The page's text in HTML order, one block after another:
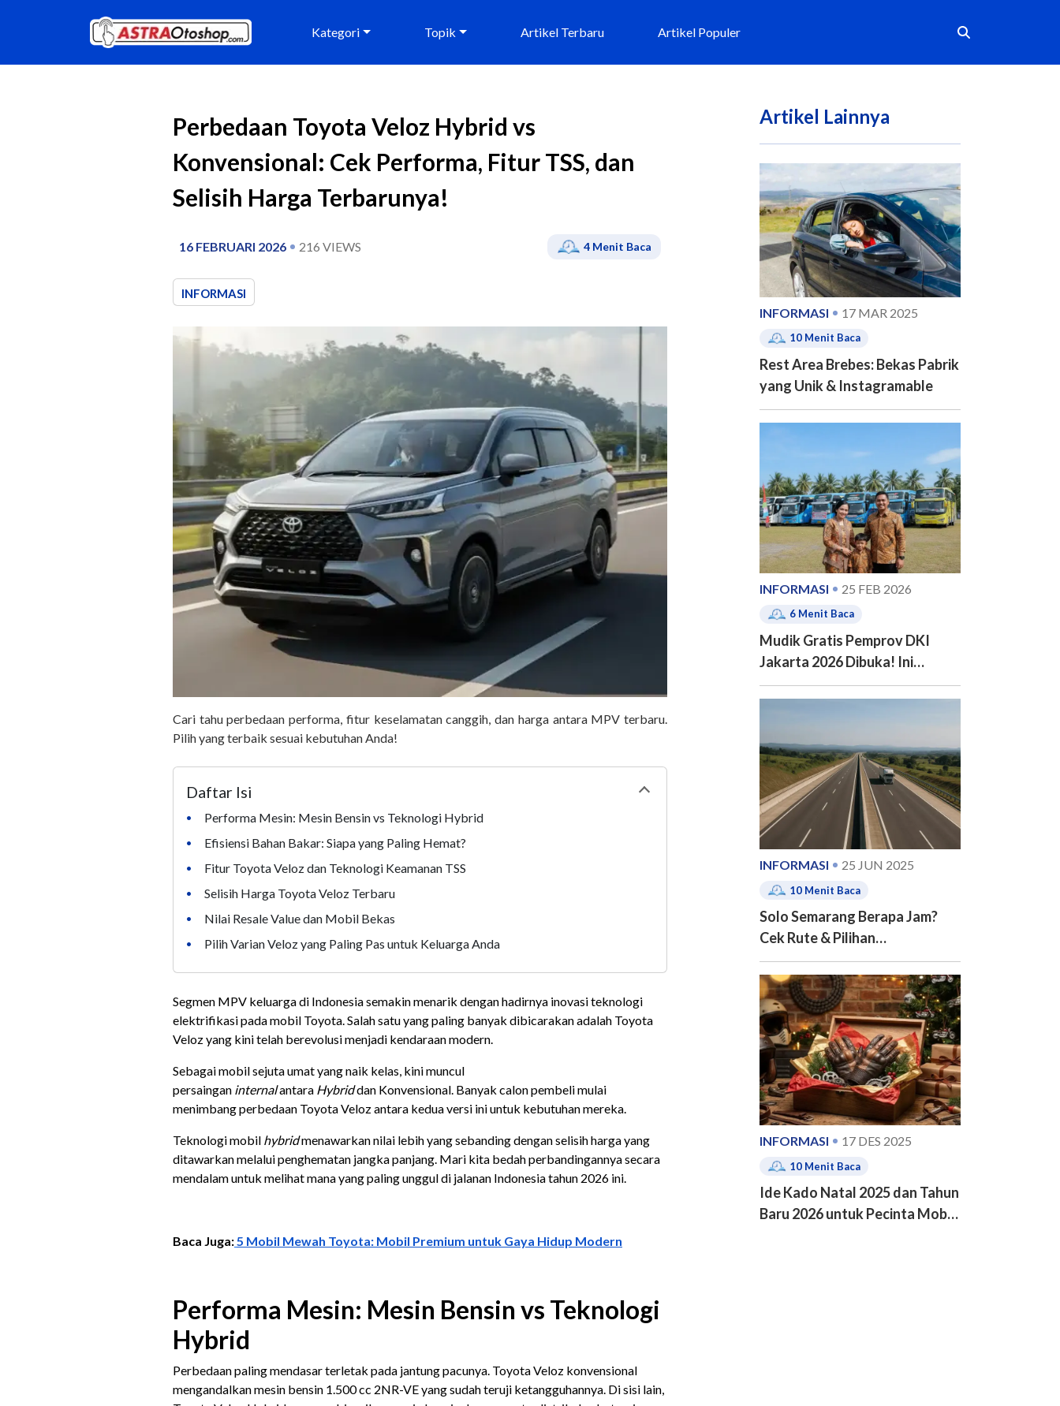
Kategori Topik Artikel Terbaru Artikel Populer
Perbedaan Toyota Veloz Hybrid vs
Konvensional: Cek Performa, Fitur TSS, dan
Selisih Harga Terbarunya!
16 FEBRUARI 2026 216 VIEWS 4 Menit Baca
INFORMASI
Cari tahu perbedaan performa, fitur keselamatan canggih, dan harga antara MPV terbaru.
Pilih yang terbaik sesuai kebutuhan Anda!
Daftar Isi
table of contents
•
Performa Mesin: Mesin Bensin vs Teknologi Hybrid
• Efisiensi Bahan Bakar: Siapa yang Paling Hemat?
• Fitur Toyota Veloz dan Teknologi Keamanan TSS
• Selisih Harga Toyota Veloz Terbaru
• Nilai Resale Value dan Mobil Bekas
• Pilih Varian Veloz yang Paling Pas untuk Keluarga Anda
Segmen MPV keluarga di Indonesia semakin menarik dengan hadirnya inovasi teknologi
elektrifikasi pada mobil Toyota. Salah satu yang paling banyak dibicarakan adalah Toyota
Veloz yang kini telah berevolusi menjadi kendaraan modern.
Sebagai mobil sejuta umat yang naik kelas, kini muncul
persaingan internalantara Hybriddan Konvensional. Banyak calon pembeli mulai
menimbang perbedaan Toyota Veloz antara kedua versi ini untuk kebutuhan mereka.
Teknologi mobil hybridmenawarkan nilai lebih yang sebanding dengan selisih harga yang
ditawarkan melalui penghematan jangka panjang. Mari kita bedah perbandingannya secara
mendalam untuk melihat mana yang paling unggul di jalanan Indonesia tahun 2026 ini.
Baca Juga:5 Mobil Mewah Toyota: Mobil Premium untuk Gaya Hidup Modern
Performa Mesin: Mesin Bensin vs Teknologi
Hybrid
Perbedaan paling mendasar terletak pada jantung pacunya. Toyota Veloz konvensional
mengandalkan mesin bensin 1.500 cc 2NR-VE yang sudah teruji ketangguhannya. Di sisi lain,
Artikel Lainnya
INFORMASI 17 MAR 2025
10 Menit Baca
Rest Area Brebes: Bekas Pabrik
yang Unik & Instagramable
INFORMASI 25 FEB 2026
6 Menit Baca
Mudik Gratis Pemprov DKI
Jakarta 2026 Dibuka! Ini
Jadwal, 20 Kota Tujuan dan
Cara Pendaftarannya
INFORMASI 25 JUN 2025
10 Menit Baca
Solo Semarang Berapa Jam?
Cek Rute & Pilihan
Transportasinya
INFORMASI 17 DES 2025
10 Menit Baca
Ide Kado Natal 2025 dan Tahun
Baru 2026 untuk Pecinta Mobil